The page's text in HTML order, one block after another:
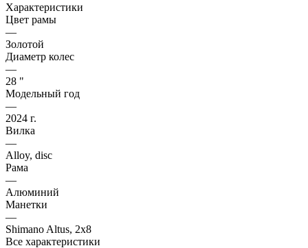
Характеристики
Цвет рамы
—
Золотой
Диаметр колес
—
28 "
Модельный год
—
2024 г.
Вилка
—
Alloy, disc
Рама
—
Алюминий
Манетки
—
Shimano Altus, 2x8
Все характеристики